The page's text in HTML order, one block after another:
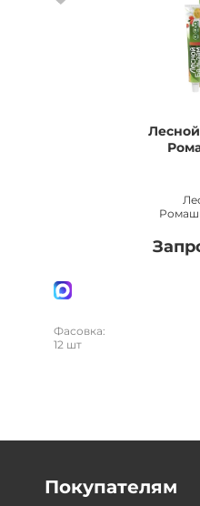
Фасовка:
12 шт
Покупателям